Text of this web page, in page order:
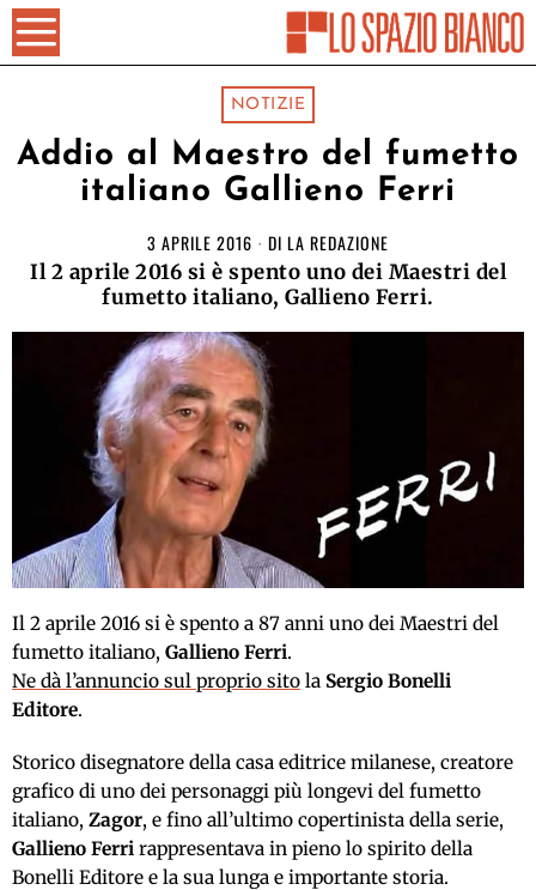
NOTIZIE
Addio al Maestro del fumetto
italiano Gallieno Ferri
3 APRILE 2016 DI LA REDAZIONE
Il 2 aprile 2016 si è spento uno dei Maestri del
fumetto italiano, Gallieno Ferri.
Il 2 aprile 2016 si è spento a 87 anni uno dei Maestri del
fumetto italiano, Gallieno Ferri.
Ne dà l’annuncio sul proprio sito la Sergio Bonelli
Editore.
Storico disegnatore della casa editrice milanese, creatore
grafico di uno dei personaggi più longevi del fumetto
italiano, Zagor, e fino all’ultimo copertinista della serie,
Gallieno Ferri rappresentava in pieno lo spirito della
Bonelli Editore e la sua lunga e importante storia.